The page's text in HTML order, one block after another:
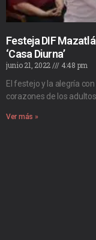
Festeja DIF
‘Casa Diurna’
junio 21, 2022
4:48 pm
El festejo y la alegría
corazones de los
Ver más »